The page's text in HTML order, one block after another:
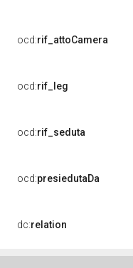
ocd:rif_attoCamera
ocd:rif_leg
ocd:rif_seduta
ocd:presiedutaDa
dc:relation